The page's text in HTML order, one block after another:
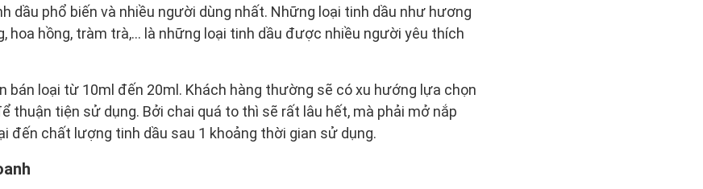
dầu phổ biến và nhiều người dùng nhất. Những loại tinh dầu như hương
hoa hồng, tràm trà,… là những loại tinh dầu được nhiều người yêu thích
bán loại từ 10ml đến 20ml. Khách hàng thường sẽ có xu hướng lựa chọn
thuận tiện sử dụng. Bởi chai quá to thì sẽ rất lâu hết, mà phải mở nắp
đến chất lượng tinh dầu sau 1 khoảng thời gian sử dụng.